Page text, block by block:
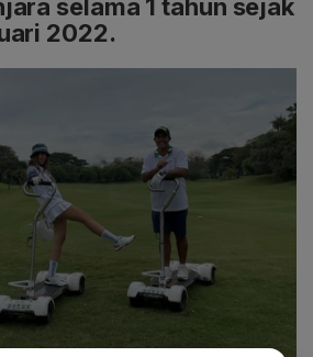
selama 1 tahun sejak
2022.